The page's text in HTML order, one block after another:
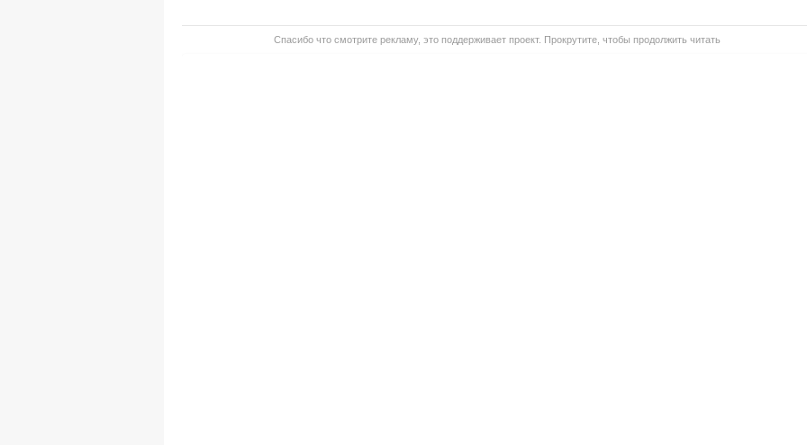
Спасибо что смотрите рекламу, это поддерживает проект. Прокрутите, чтобы продолжить читать